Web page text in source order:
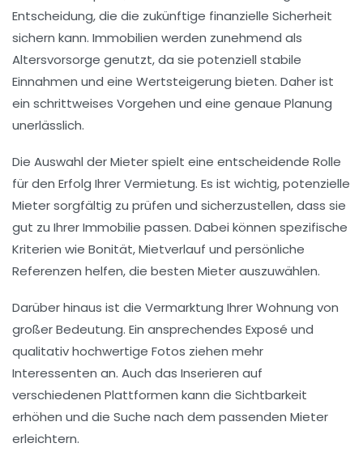
Entscheidung, die die zukünftige finanzielle Sicherheit
sichern kann. Immobilien werden zunehmend als
Altersvorsorge genutzt, da sie potenziell stabile
Einnahmen und eine Wertsteigerung bieten. Daher ist
ein schrittweises Vorgehen und eine genaue Planung
unerlässlich.
Die Auswahl der Mieterspielt eine entscheidende Rolle
für den Erfolg Ihrer Vermietung. Es ist wichtig, potenzielle
Mieter sorgfältig zu prüfen und sicherzustellen, dass sie
gut zu IhrerImmobilie passen. Dabei können spezifische
Kriterien wie Bonität, Mietverlauf und persönliche
Referenzen helfen, die besten Mieter auszuwählen.
Darüber hinaus ist die Vermarktung Ihrer Wohnung von
großer Bedeutung. Ein ansprechendes Exposé und
qualitativ hochwertige Fotos ziehen mehr
Interessenten an. Auch das Inserieren auf
verschiedenen Plattformen kann die Sichtbarkeit
erhöhen und die Suche nach dem passenden Mieter
erleichtern.